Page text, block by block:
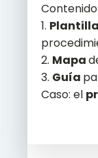
1. Plantilla
2. Mapa
3. Guía
Caso: el